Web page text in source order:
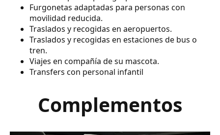
Furgonetas adaptadas para personas con
movilidad reducida.
Traslados y recogidas en aeropuertos.
Traslados y recogidas en estaciones de bus o
tren.
Viajes en compañía de su mascota.
Transfers con personal infantil
Complementos